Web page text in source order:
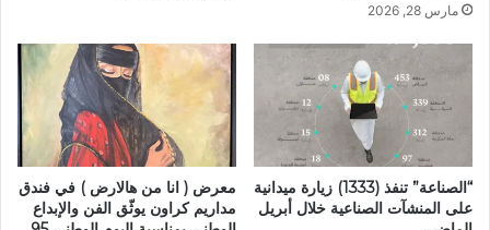
مارس 28, 2026
“الصناعة” تنفذ (1333) زيارة ميدانية
على المنشآت الصناعية خلال أبريل
معرض ( انا من هالارض ) في فندق
مداريم كراون يوثّق الفن والإبداع